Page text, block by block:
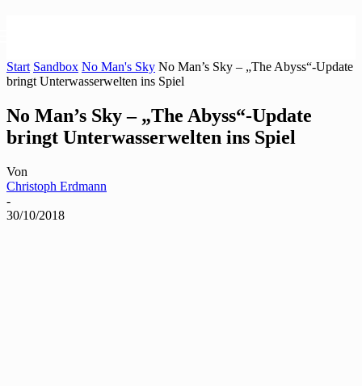
Start Sandbox No Man's Sky No Man’s Sky – „The Abyss“-Update
bringt Unterwasserwelten ins Spiel
No Man’s Sky – „The Abyss“-Update
bringt Unterwasserwelten ins Spiel
Von
Christoph Erdmann
-
30/10/2018